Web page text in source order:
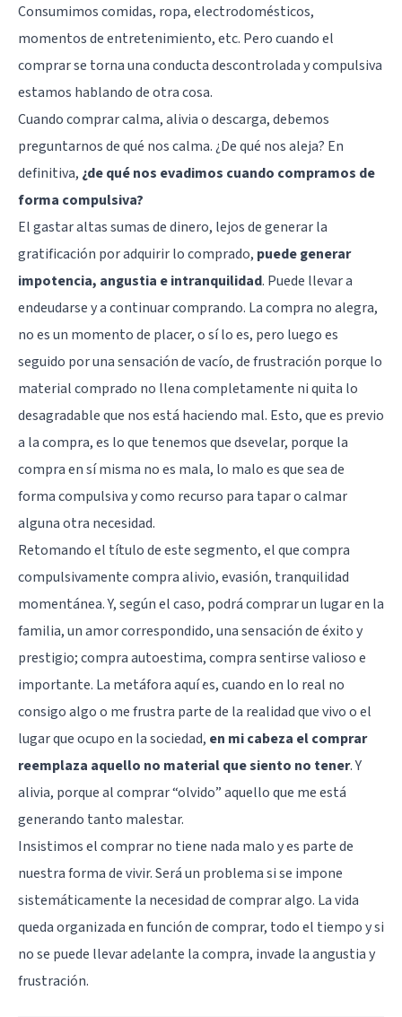
Consumimos comidas, ropa, electrodomésticos,
momentos de entretenimiento, etc. Pero cuando el
comprar se torna una conducta descontrolada y compulsiva
estamos hablando de otra cosa.
Cuando comprar calma, alivia o descarga, debemos
preguntarnos de qué nos calma. ¿De qué nos aleja? En
definitiva, ¿de qué nos evadimos cuando compramos de
forma compulsiva?
El gastar altas sumas de dinero, lejos de generar la
gratificación por adquirir lo comprado, puede generar
impotencia, angustia e intranquilidad. Puede llevar a
endeudarse y a continuar comprando. La compra no alegra,
no es un momento de placer, o sí lo es, pero luego es
seguido por una sensación de vacío, de frustración porque lo
material comprado no llena completamente ni quita lo
desagradable que nos está haciendo mal. Esto, que es previo
a la compra, es lo que tenemos que dsevelar, porque la
compra en sí misma no es mala, lo malo es que sea de
forma compulsiva y como recurso para tapar o calmar
alguna otra necesidad.
Retomando el título de este segmento, el que compra
compulsivamente compra alivio, evasión, tranquilidad
momentánea. Y, según el caso, podrá comprar un lugar en la
familia, un amor correspondido, una sensación de éxito y
prestigio; compra autoestima, compra sentirse valioso e
importante. La metáfora aquí es, cuando en lo real no
consigo algo o me frustra parte de la realidad que vivo o el
lugar que ocupo en la sociedad, en mi cabeza el comprar
reemplaza aquello no material que siento no tener. Y
alivia, porque al comprar “olvido” aquello que me está
generando tanto malestar.
Insistimos el comprar no tiene nada malo y es parte de
nuestra forma de vivir. Será un problema si se impone
sistemáticamente la necesidad de comprar algo. La vida
queda organizada en función de comprar, todo el tiempo y si
no se puede llevar adelante la compra, invade la angustia y
frustración.